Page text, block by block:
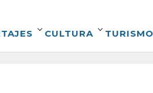
CULTURA TURISMO